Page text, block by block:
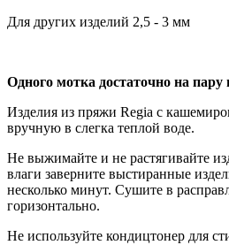
Для других изделий 2,5 - 3 мм
Одного мотка достаточно на пару
Изделия из пряжи Regia с
вручную в слегка теплой воде.
Не выжимайте и не растягивайте
влаги заверните выстиранные
несколько минут. Сушите в
горизонтально.
Не используйте кондицтонер для